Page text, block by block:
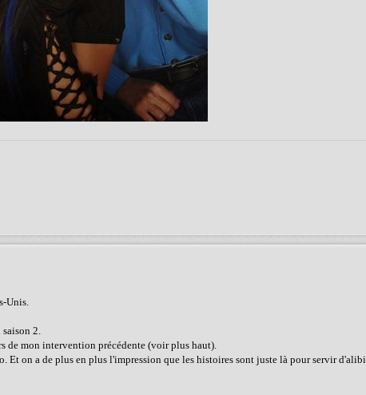
Unis.
2.
de mon intervention précédente (voir plus haut).
Et on a de plus en plus l'impression que les histoires sont juste là pour servir d'alibi